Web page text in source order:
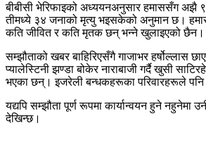
बीबीसी भेरिफाइको अध्ययनअनुसार हमाससँग अझै
तीमध्ये ३४ जनाको मृत्यु भइसकेको अनुमान छ।
कति जीवित र कति मृतक छन् भन्ने खुलाइएको छैन।
सम्झौताको खबर बाहिरिएसँगै गाजाभर हर्षोल्लास
प्यालेस्टिनी झण्डा बोकेर नाराबाजी गर्दै खुसी
भएका छन्। इजरेली बन्धकहरूका परिवारहरूले
यद्यपि सम्झौता पूर्ण रूपमा कार्यान्वयन हुने नहुनेमा
देखिन्छ।